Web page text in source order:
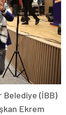
Belediye (İBB)
Ekrem